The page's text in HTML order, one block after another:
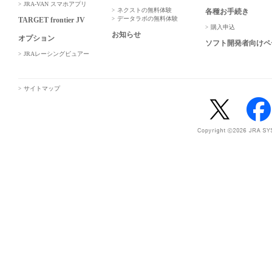
JRA-VAN スマホアプリ
TARGET frontier JV
オプション
JRAレーシングビュアー
ネクストの無料体験
データラボの無料体験
お知らせ
各種お手続き
購入申込
ソフト開発者向け
サイトマップ